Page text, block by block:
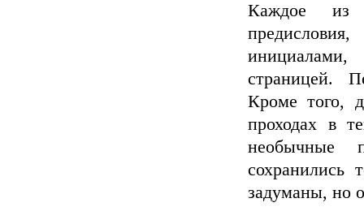
Каждое из
страницей.
Кроме того,
проходах в
необычные
сохранились
задуманы, но